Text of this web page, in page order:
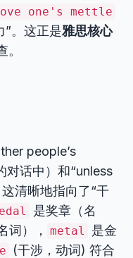
one's mettle
”。这正是雅思核心
people’s
对话中）和“unless
清晰地指向了“干
是奖章（名
词）， metal
是金
(干涉，动词) 符合